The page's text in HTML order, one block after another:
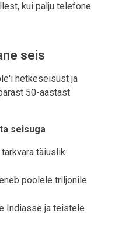
kui palju telefone
seis
hetkeseisust ja
50-aastast
seisuga
täiuslik
poolele triljonile
Indiasse ja teistele